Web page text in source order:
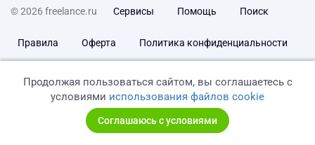
© 2026 freelance.ru Сервисы Помощь Поиск
Правила Оферта Политика конфиденциальности
Продолжая пользоваться сайтом, вы соглашаетесь с
условиями использования файлов cookie
Соглашаюсь с условиями